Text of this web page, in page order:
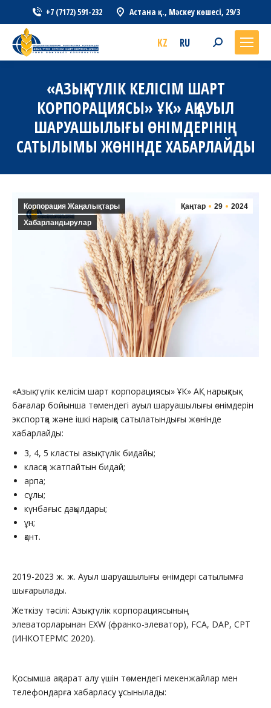
+7 (7172) 591-232 Астана қ., Мәскеу көшесі, 29/3
KZ RU Search:
«АЗЫҚ-ТҮЛІК КЕЛІСІМ ШАРТ
КОРПОРАЦИЯСЫ» ҰК» АҚ АУЫЛ
ШАРУАШЫЛЫҒЫ ӨНІМДЕРІНІҢ
САТЫЛЫМЫ ЖӨНІНДЕ ХАБАРЛАЙДЫ
Қаңтар 29 2024
Корпорация Жаңалықтары
Хабарландырулар
«Азық-түлік келісім шарт корпорациясы» ҰК» АҚ нарықтық
бағалар бойынша төмендегі ауыл шаруашылығы өнімдерін
экспортқа және ішкі нарыққа сатылатындығы жөнінде
хабарлайды:
3, 4, 5 класты азық-түлік бидайы;
класқа жатпайтын бидай;
арпа;
сұлы;
күнбағыс дақылдары;
ұн;
қант.
2019-2023 ж. ж. Ауыл шаруашылығы өнімдері сатылымға
шығарылады.
Жеткізу тәсілі: Азық-түлік корпорациясының
элеваторларынан EXW (франко-элеватор), FCA, DAP, CPT
(ИНКОТЕРМС 2020).
Қосымша ақпарат алу үшін төмендегі мекенжайлар мен
телефондарға хабарласу ұсынылады: